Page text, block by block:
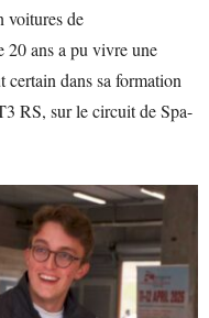
voitures de
20 ans a pu vivre une
dans sa formation
RS, sur le circuit de Spa-